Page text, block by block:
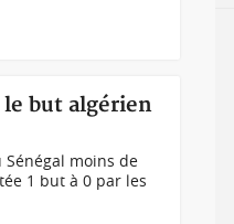
le but algérien
Sénégal moins de
1 but à 0 par les